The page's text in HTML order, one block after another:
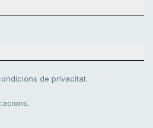
de privacitat.